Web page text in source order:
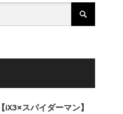
【iX3×スパイダーマン】